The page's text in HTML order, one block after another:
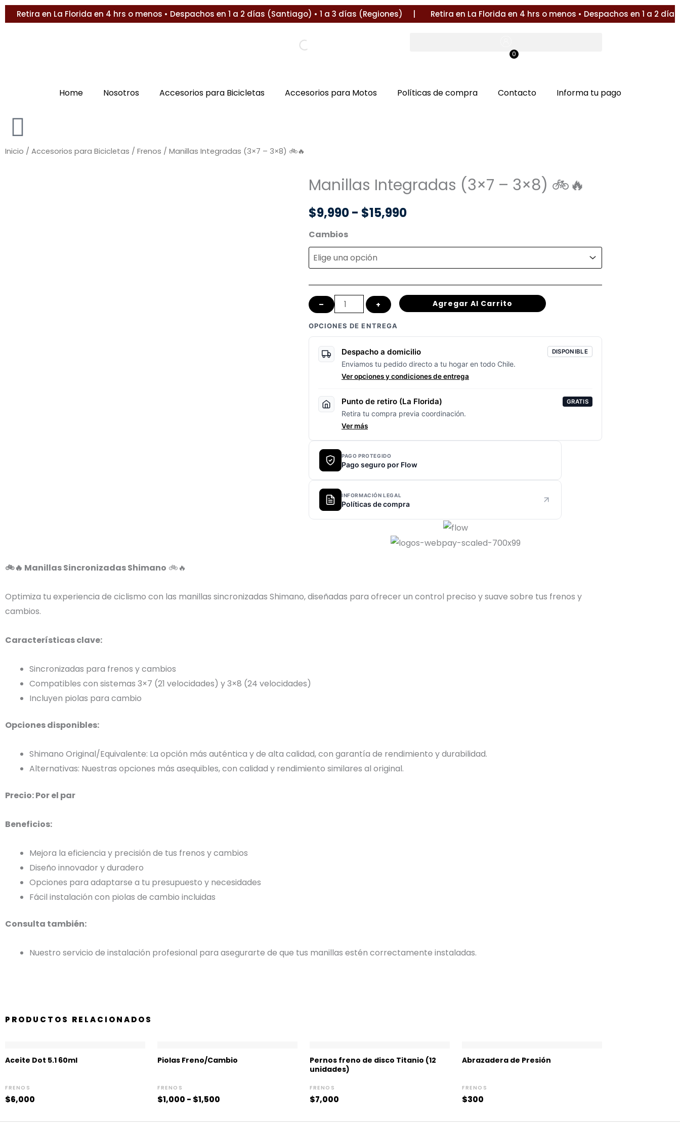
al
Retira en La Florida en 4 hrs o menos • Despachos en 1 a 2 días (Santiago) • 1 a 3 días (Regiones) | Retira en La Florida en 4 hrs o menos • Despachos en 1 a 2
0
Home Nosotros Accesorios para Bicicletas Accesorios para Motos Políticas de compra Contacto Informa tu pago
Inicio / Accesorios para Bicicletas / Frenos / Manillas Integradas (3×7 – 3×8) 🚲🔥
Manillas Integradas (3×7 – 3×8) 🚲🔥
$9,990- $15,990Rango
$9,990
$15,990
Cambios
Manillas
Integradas
(3×7
🚲
🔥
cantidad
– + Agregar Al Carrito
OPCIONES DE ENTREGA
Despacho a domicilio DISPONIBLE
Enviamos tu pedido directo a tu hogar en todo Chile.
Ver opciones y condiciones de entrega
Punto de retiro (La Florida) GRATIS
Retira tu compra previa coordinación.
Ver más
PAGO PROTEGIDO
Pago seguro por Flow
INFORMACIÓN LEGAL
Políticas de compra
🚲🔥 Manillas Sincronizadas Shimano 🚲🔥
Optimiza tu experiencia de ciclismo con las manillas sincronizadas Shimano, diseñadas para ofrecer un control preciso y suave sobre tus frenos y
cambios.
Características clave:
Sincronizadas para frenos y cambios
Compatibles con sistemas 3×7 (21 velocidades) y 3×8 (24 velocidades)
Incluyen piolas para cambio
Opciones disponibles:
Shimano Original/Equivalente: La opción más auténtica y de alta calidad, con garantía de rendimiento y durabilidad.
Alternativas: Nuestras opciones más asequibles, con calidad y rendimiento similares al original.
Precio: Por el par
Beneficios:
Mejora la eficiencia y precisión de tus frenos y cambios
Diseño innovador y duradero
Opciones para adaptarse a tu presupuesto y necesidades
Fácil instalación con piolas de cambio incluidas
Consulta también:
Nuestro servicio de instalación profesional para asegurarte de que tus manillas estén correctamente instaladas.
PRODUCTOS RELACIONADOS
Aceite Dot 5.1 60ml
FRENOS
$6,000
Piolas Freno/Cambio
FRENOS
$1,000 - $1,500
de
precios:
Pernos freno de disco Titanio (12
unidades)
FRENOS
$7,000
Abrazadera de Presión
FRENOS
$300